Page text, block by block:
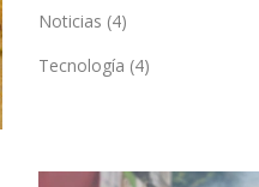
Noticias (4)
Tecnología (4)